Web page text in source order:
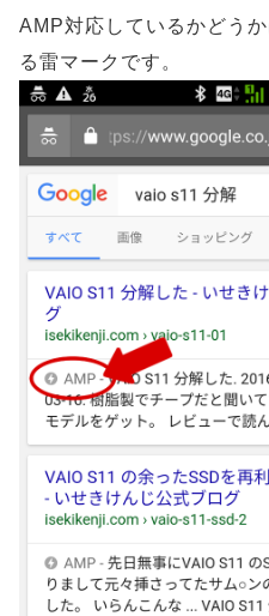
AMP対応しているかどう
る雷マークです。